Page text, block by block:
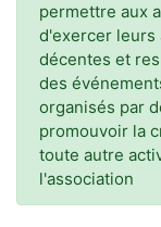
permettre aux
d'exercer leurs
décentes et
des
organisés par
promouvoir la
toute autre
l'association